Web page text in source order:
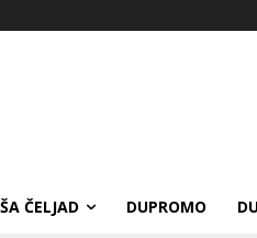
ČELJAD DUPROMO